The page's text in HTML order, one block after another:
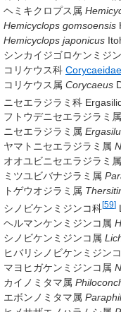
ヘミキクロプス属
Hemicyclops gomsoensis
Hemicyclops japonicus
シンカイジゴロケンミジ
コリケウス科 Corycaeidae
コリケウス属 Corycaeus
ニセエラジラミ科
フトウデニセエラジラミ属
ニセエラジラミ属
ヤマトニセエラジラミ属
オオユビニセエラジラミ属
ミツユビバナジラミ属
トゲウオジラミ属
シノビケンミジンコ科[59]
ヘルマンケンミジンコ属
シノビケンミジンコ属
ヒバリシノビケンミジン
マヨヒガケンミジンコ属
カイノミタマ属
エボンノミタマ属